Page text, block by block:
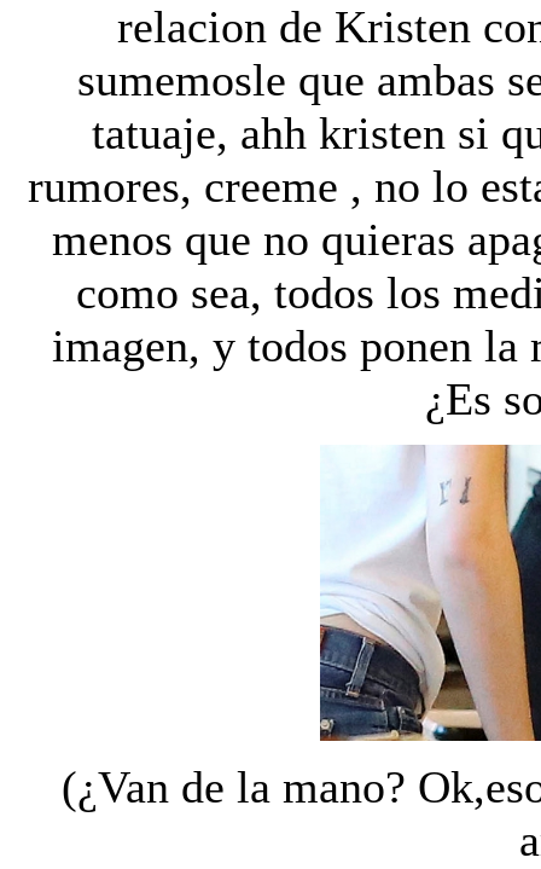
relacion de Kristen
sumemosle que ambas
tatuaje, ahh kristen si
rumores, creeme , no lo
menos que no quieras
como sea, todos los
imagen, y todos ponen la
¿Es
(¿Van de la mano?